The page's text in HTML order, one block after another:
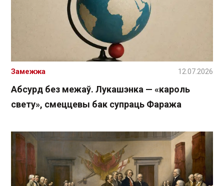
Абсурд без межаў. Лукашэнка — «кароль
свету», смеццевы бак супраць Фаража
Замежжа 12.07.2026